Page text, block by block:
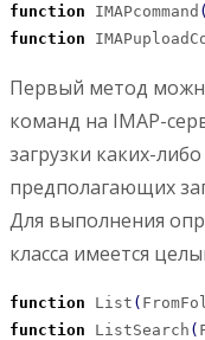
function IMAPcommand (
function
Первый метод
команд на IMAP-
загрузки каких-
предполагающих
Для выполнения
класса имеется
function List (
function ListSearch (